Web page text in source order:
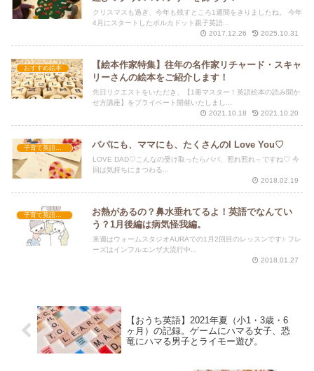
クリスマスも過ぎ、今年も残すところ1週間をきりましたね。 今年
4月にスタートしたポルカドット親子英語...
2017.12.26
2025.10.31
おすすめ絵本
【絵本作家特集】往年の名作家リチャード・スキャ
リーさんの絵本をご紹介します！
先日リクエストをいただき、【1冊マスター！英語絵本の読み聞か
せ方講座】をプライベート開催いたしまし...
2021.10.18
2021.10.20
パパにも、ママにも、たくさんのI Love You♡
LOVE DAD♡こんなの受け取ったらパパ、照れ照れ～ですね♡ 今
回は気持ちにまつわる...
2018.02.19
お熱があるの？鼻水垂れてるよ！英語でなんてい
う？1月後編は病気怪我編。
来週はウォームスタジオAURAでの1月2回目のレッスンです♪ フレ
ーズはインフルエンザ大流行中...
2018.01.27
【おうち英語】2021年夏（小1・3歳・6
ヶ月）の記録。ゲームにハマる女子、恐
竜にハマる男子とライモー遊び。